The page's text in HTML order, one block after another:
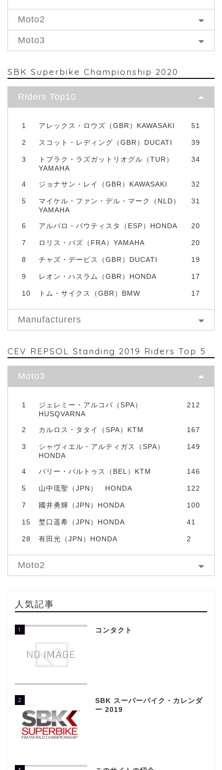
Moto2
Moto3
SBK Superbike Championship 2020
Riders Top10
1 アレックス・ロウズ（GBR）KAWASAKI 51
2 スコット・レディング（GBR）DUCATI 39
3
トプラク・ラズガットリオグル（TUR）
YAMAHA
34
4 ジョナサン・レイ（GBR）KAWASAKI 32
5
マイケル・ファン・デル・マーク（NLD）
YAMAHA
31
6 アルバロ・バウティスタ（ESP）HONDA 20
7 ロリス・バズ（FRA）YAMAHA 20
8 チャズ・デービス（GBR）DUCATI 19
9 レオン・ハスラム（GBR）HONDA 17
10 トム・サイクス（GBR）BMW 17
Manufacturers
CEV REPSOL Standing 2019 Riders Top 5
Moto3
1
ジェレミー・アルコバ（SPA）
HUSQVARNA
212
2 カルロス・タタイ（SPA）KTM 167
3
シャヴィエル・アルティガス（SPA）
HONDA
149
4 バリー・バルトゥス（BEL）KTM 146
5 山中琉聖（JPN） HONDA 122
7 國井勇輝（JPN）HONDA 100
15 埜口遥希（JPN）HONDA 41
28 有田光（JPN）HONDA 2
Moto2
人気記事
1 コンタクト
2
SBK スーパーバイク・カレンダ
ー 2019